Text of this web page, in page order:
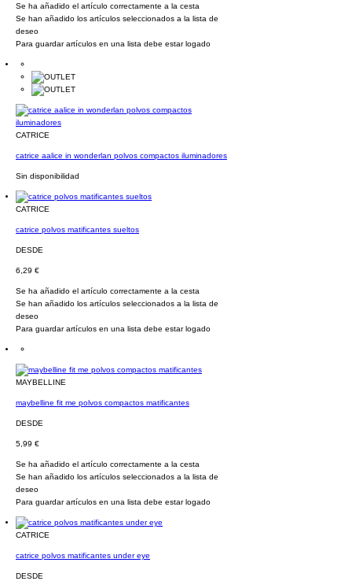
Se ha añadido el artículo correctamente a la cesta
Se han añadido los artículos seleccionados a la lista de
deseo
Para guardar artículos en una lista debe estar logado
CATRICE
catrice aalice in wonderlan polvos compactos iluminadores
Sin disponibilidad
CATRICE
catrice polvos matificantes sueltos
DESDE
6,29 €
Se ha añadido el artículo correctamente a la cesta
Se han añadido los artículos seleccionados a la lista de
deseo
Para guardar artículos en una lista debe estar logado
MAYBELLINE
maybelline fit me polvos compactos matificantes
DESDE
5,99 €
Se ha añadido el artículo correctamente a la cesta
Se han añadido los artículos seleccionados a la lista de
deseo
Para guardar artículos en una lista debe estar logado
CATRICE
catrice polvos matificantes under eye
DESDE